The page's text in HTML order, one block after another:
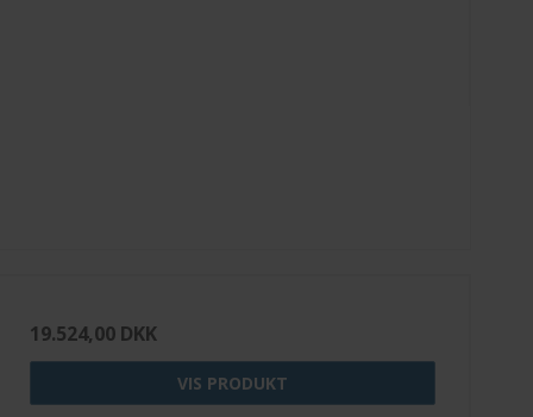
19.524,00 DKK
VIS PRODUKT